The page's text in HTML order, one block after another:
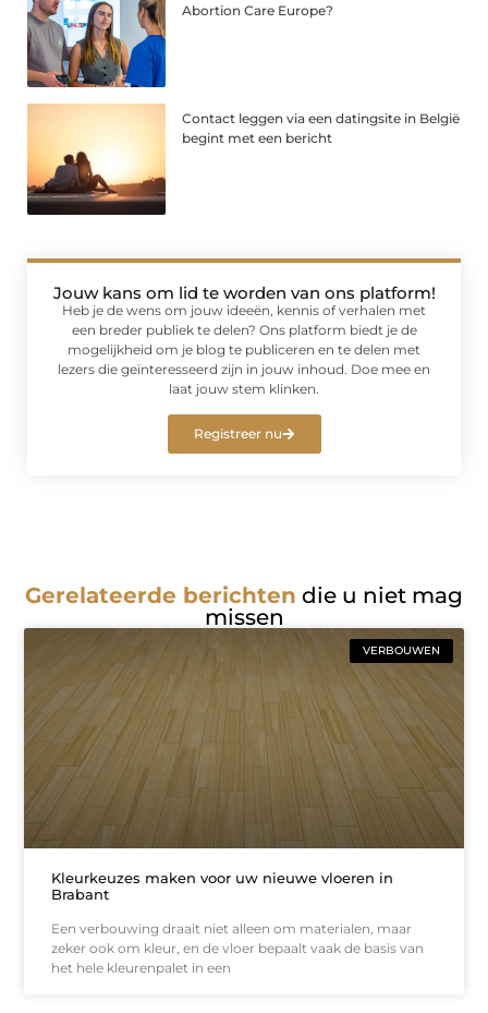
Abortion Care Europe?
Contact leggen via een datingsite in België
begint met een bericht
Jouw kans om lid te worden van ons platform!
Heb je de wens om jouw ideeën, kennis of verhalen met
een breder publiek te delen? Ons platform biedt je de
mogelijkheid om je blog te publiceren en te delen met
lezers die geïnteresseerd zijn in jouw inhoud. Doe mee en
laat jouw stem klinken.
Registreer nu
Gerelateerde berichten die u niet mag
missen
VERBOUWEN
Kleurkeuzes maken voor uw nieuwe vloeren in
Brabant
Een verbouwing draait niet alleen om materialen, maar
zeker ook om kleur, en de vloer bepaalt vaak de basis van
het hele kleurenpalet in een